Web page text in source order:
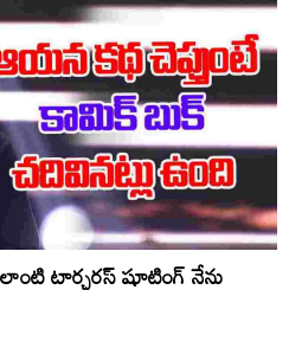
టార్చరస్ షూటింగ్ నేను